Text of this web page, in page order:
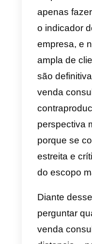
mãos a
Eles os
apenas
A
pode
apenas
o